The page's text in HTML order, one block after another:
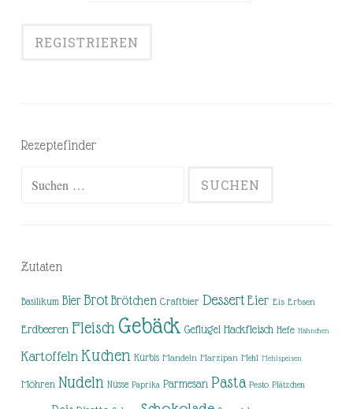
Rezeptefinder
Zutaten
Basilikum Bier Brot Brötchen Craftbier Dessert Eier Eis Erbsen
Erdbeeren Fleisch Gebäck Geflügel Hackfleisch Hefe Hähnchen
Kartoffeln Kuchen Kürbis Mandeln Marzipan Mehl Mehlspeisen
Möhren Nudeln Nüsse Paprika Parmesan Pasta Pesto Plätzchen